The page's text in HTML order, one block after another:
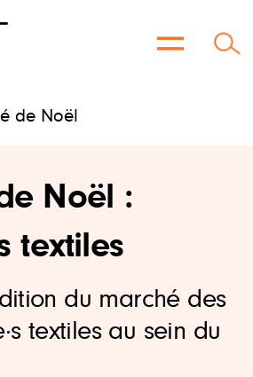
de Noël
Noël :
textiles
du marché des
textiles au sein du